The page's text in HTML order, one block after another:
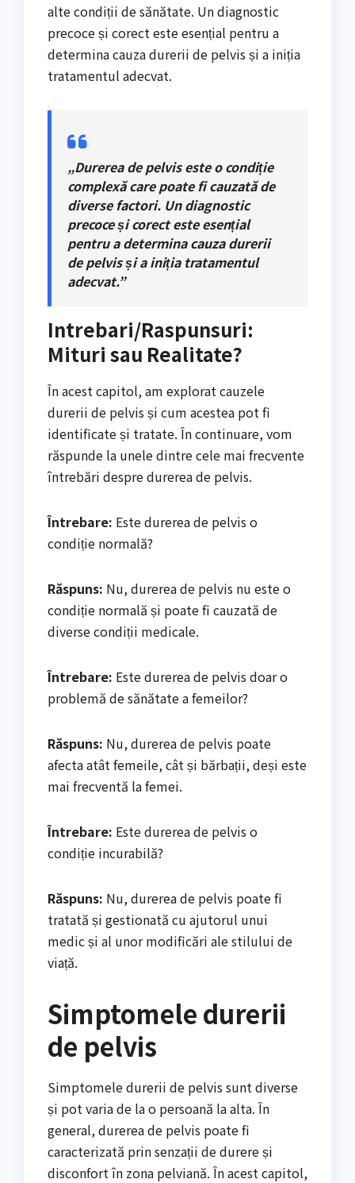
alte condiții de sănătate. Un diagnostic
precoce și corect este esențial pentru a
determina cauza durerii de pelvis și a iniția
tratamentul adecvat.
„Durerea de pelvis este o condiție
complexă care poate fi cauzată de
diverse factori. Un diagnostic
precoce și corect este esențial
pentru a determina cauza durerii
de pelvis și a iniția tratamentul
adecvat.”
Intrebari/Raspunsuri:
Mituri sau Realitate?
În acest capitol, am explorat cauzele
durerii de pelvis și cum acestea pot fi
identificate și tratate. În continuare, vom
răspunde la unele dintre cele mai frecvente
întrebări despre durerea de pelvis.
Întrebare: Este durerea de pelvis o
condiție normală?
Răspuns: Nu, durerea de pelvis nu este o
condiție normală și poate fi cauzată de
diverse condiții medicale.
Întrebare: Este durerea de pelvis doar o
problemă de sănătate a femeilor?
Răspuns: Nu, durerea de pelvis poate
afecta atât femeile, cât și bărbații, deși este
mai frecventă la femei.
Întrebare: Este durerea de pelvis o
condiție incurabilă?
Răspuns: Nu, durerea de pelvis poate fi
tratată și gestionată cu ajutorul unui
medic și al unor modificări ale stilului de
viață.
Simptomele durerii
de pelvis
Simptomele durerii de pelvis sunt diverse
și pot varia de la o persoană la alta. În
general, durerea de pelvis poate fi
caracterizată prin senzații de durere și
disconfort în zona pelviană. În acest capitol,